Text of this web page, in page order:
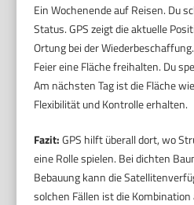
Ein Wochenende auf Reisen. Du
Status. GPS zeigt die aktuelle
Ortung bei der
Feier eine Fläche freihalten. Du
Am nächsten Tag ist die Fläche
Flexibilität und Kontrolle erhalten.
Fazit:GPS hilft überall dort, wo
eine Rolle spielen. Bei dichten
Bebauung kann die
solchen Fällen ist die